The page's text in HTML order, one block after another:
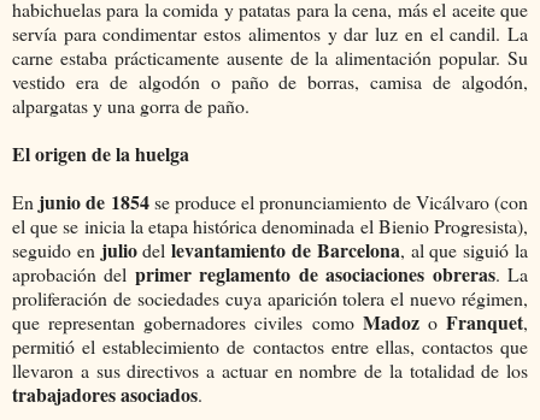
habichuelas para la comida y patatas para la cena, más el aceite que
servía para condimentar estos alimentos y dar luz en el candil. La
carne estaba prácticamente ausente de la alimentación popular. Su
vestido era de algodón o paño de borras, camisa de algodón,
alpargatas y una gorra de paño.
El origen de la huelga
En junio de 1854se produce el pronunciamiento de Vicálvaro (con
el que se inicia la etapa histórica denominada el Bienio Progresista),
seguido en juliodellevantamiento de Barcelona, al que siguió la
aprobación del primer reglamento de asociaciones obreras. La
proliferación de sociedades cuya aparición tolera el nuevo régimen,
que representan gobernadores civiles como Madoz oFranquet,
permitió el establecimiento de contactos entre ellas, contactos que
llevaron a sus directivos a actuar en nombre de la totalidad de los
trabajadores asociados.